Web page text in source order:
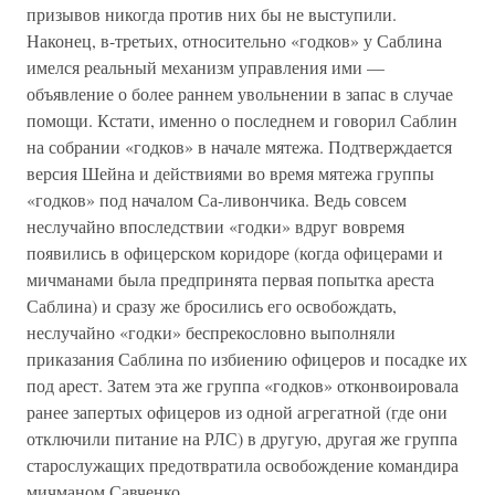
призывов никогда против них бы не выступили.
Наконец, в-третьих, относительно «годков» у Саблина
имелся реальный механизм управления ими —
объявление о более раннем увольнении в запас в случае
помощи. Кстати, именно о последнем и говорил Саблин
на собрании «годков» в начале мятежа. Подтверждается
версия Шейна и действиями во время мятежа группы
«годков» под началом Са-ливончика. Ведь совсем
неслучайно впоследствии «годки» вдруг вовремя
появились в офицерском коридоре (когда офицерами и
мичманами была предпринята первая попытка ареста
Саблина) и сразу же бросились его освобождать,
неслучайно «годки» беспрекословно выполняли
приказания Саблина по избиению офицеров и посадке их
под арест. Затем эта же группа «годков» отконвоировала
ранее запертых офицеров из одной агрегатной (где они
отключили питание на РЛС) в другую, другая же группа
старослужащих предотвратила освобождение командира